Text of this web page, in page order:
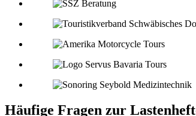
Häufige Fragen zur